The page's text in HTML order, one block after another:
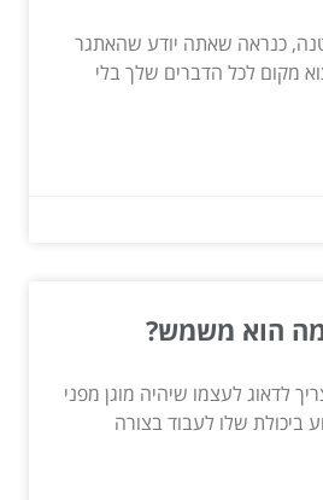
כנראה שאתה יודע שהאתגר
מקום לכל הדברים שלך בלי
לדאוג לעצמו שיהיה מוגן מפני
ביכולת שלו לעבוד בצורה